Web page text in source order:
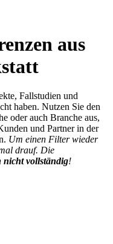
aus
Fallstudien und
haben. Nutzen Sie den
oder auch Branche aus,
und Partner in der
Um einen Filter wieder
drauf. Die
nicht vollständig!